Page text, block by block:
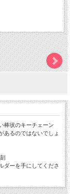
棒状のキーチェーン
あるのではないでしょ
ダーを手にしてくださ